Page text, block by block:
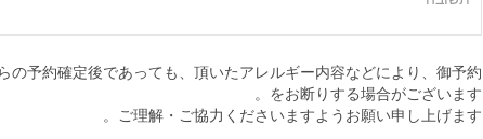
の予約確定後であっても、頂いたアレルギー内容などにより、御予約
をお断りする場合がございます。
ご理解・ご協力くださいますようお願い申し上げます。